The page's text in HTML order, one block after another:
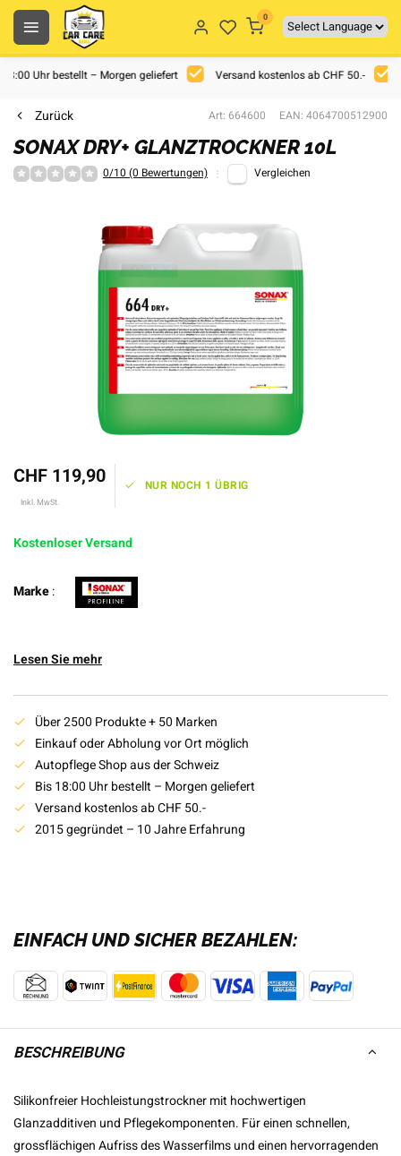
0
Uhr bestellt – Morgen geliefert Versand kostenlos ab CHF 50.-
Zurück Art: 664600 EAN: 4064700512900
SONAX DRY+ GLANZTROCKNER 10L
0/10 (0 Bewertungen) Vergleichen
CHF 119,90
Inkl. MwSt.
NUR NOCH 1 ÜBRIG
Kostenloser Versand
Marke:
Lesen Sie mehr
Über 2500 Produkte + 50 Marken
Einkauf oder Abholung vor Ort möglich
Autopflege Shop aus der Schweiz
Bis 18:00 Uhr bestellt – Morgen geliefert
Versand kostenlos ab CHF 50.-
2015 gegründet – 10 Jahre Erfahrung
EINFACH UND SICHER BEZAHLEN:
BESCHREIBUNG
Silikonfreier Hochleistungstrockner mit hochwertigen
Glanzadditiven und Pflegekomponenten. Für einen schnellen,
grossflächigen Aufriss des Wasserfilms und einen hervorragenden